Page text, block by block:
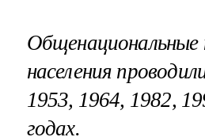
Общенациональные
населения
1953, 1964, 1982,
годах.